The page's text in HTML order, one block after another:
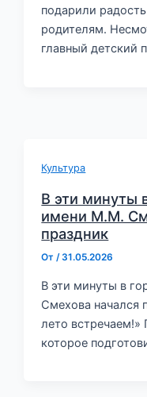
подарили
родителям.
главный детский
Культура
В эти минуты
имени М.М.
праздник
От/31.05.2026
В эти минуты в
Смехова начался
лето встречаем!»
которое